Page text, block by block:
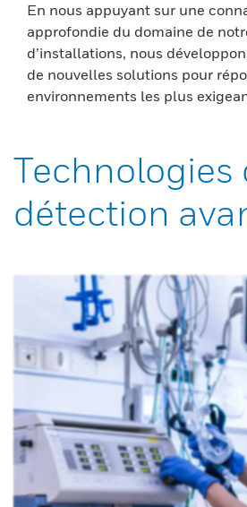
En nous appuyant sur une
approfondie du domaine de
d’installations, nous
de nouvelles solutions pour
environnements les plus
Technologies
détection